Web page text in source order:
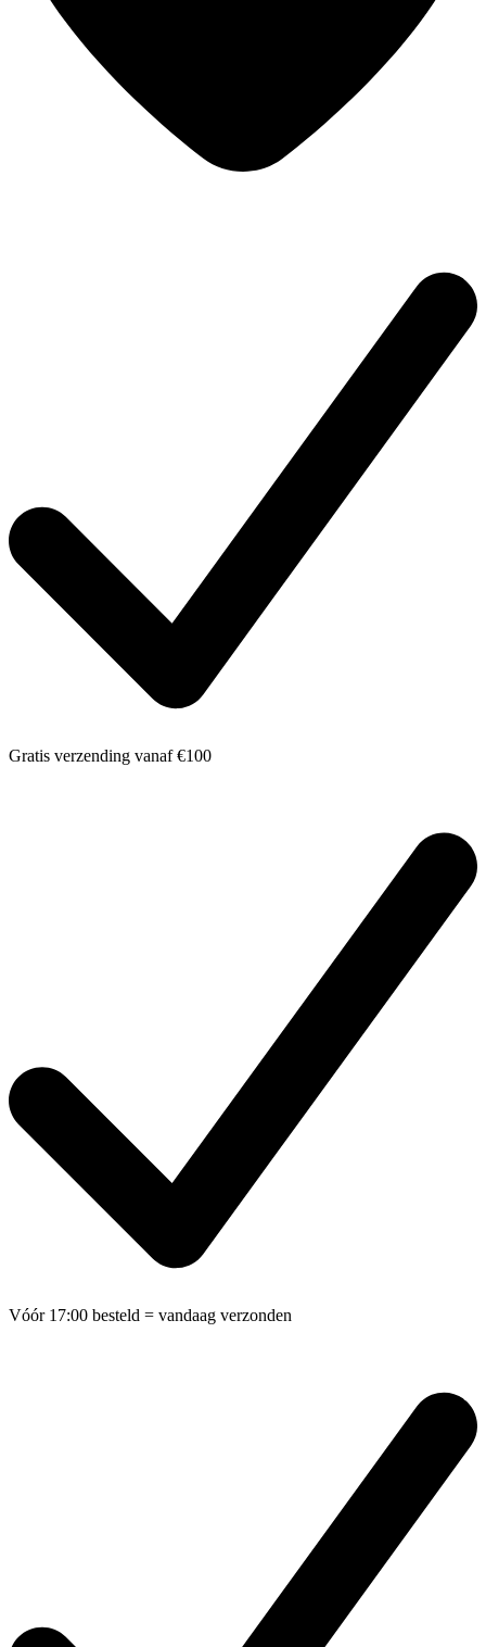
Gratis verzending vanaf €100
Vóór 17:00 besteld = vandaag verzonden